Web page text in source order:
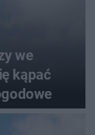
we
kąpać